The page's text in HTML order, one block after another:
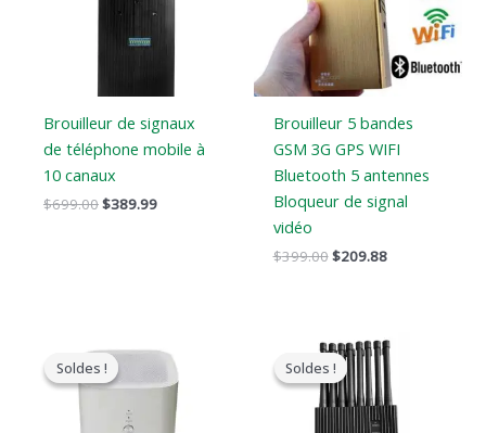
Brouilleur de signaux
de téléphone mobile à
10 canaux
$699.00$389.99
Brouilleur 5 bandes
GSM 3G GPS WIFI
Bluetooth 5 antennes
Bloqueur de signal
vidéo
$399.00$209.88
Soldes !
Soldes !
était
Soldes !
Soldes !
Le
prix
original
était
:
: